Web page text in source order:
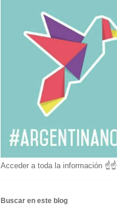
Acceder a toda la información ☝☝
Buscar en este blog